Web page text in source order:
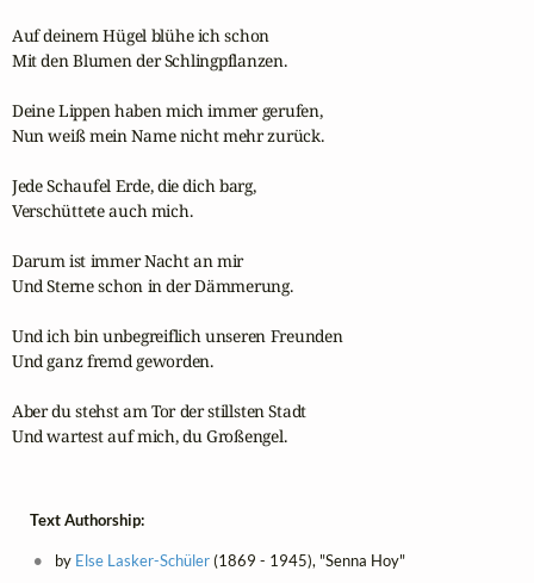
Auf deinem Hügel blühe ich schon
Mit den Blumen der Schlingpflanzen.
Deine Lippen haben mich immer gerufen,
Nun weiß mein Name nicht mehr zurück.
Jede Schaufel Erde, die dich barg,
Verschüttete auch mich.
Darum ist immer Nacht an mir
Und Sterne schon in der Dämmerung.
Und ich bin unbegreiflich unseren Freunden
Und ganz fremd geworden.
Aber du stehst am Tor der stillsten Stadt
Und wartest auf mich, du Großengel.
Text Authorship:
by Else Lasker-Schüler(1869 - 1945), "Senna Hoy"